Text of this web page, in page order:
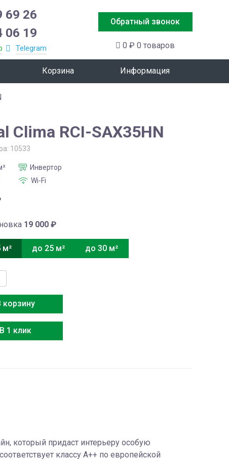
69 26
06 19
Telegram
Обратный звонок
0 ₽ 0 товаров
Корзина Информация
Clima RCI-SAX35HN
10533
Инвертор
Wi-Fi
19 000 ₽
м² до 25 м² до 30 м²
корзину
В 1 клик
который придаст интерьеру особую
классу А++ по европейской